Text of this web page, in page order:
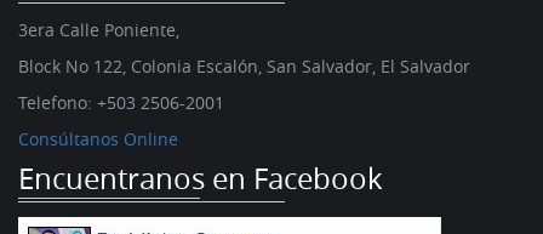
3era Calle Poniente,
Block No 122, Colonia Escalón, San Salvador, El Salvador
Telefono: +503 2506-2001
Consúltanos Online
Encuentranos en Facebook